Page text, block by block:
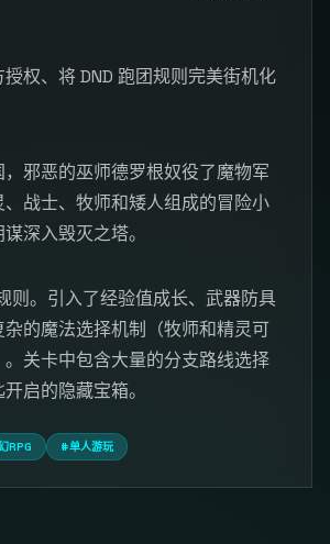
权、将 DND 跑团规则完美街机化
邪恶的巫师德罗根奴役了魔物军
、战士、牧师和矮人组成的冒险小
深入毁灭之塔。
则。引入了经验值成长、武器防具
的魔法选择机制（牧师和精灵可
关卡中包含大量的分支路线选择
启的隐藏宝箱。
RPG #单人游玩